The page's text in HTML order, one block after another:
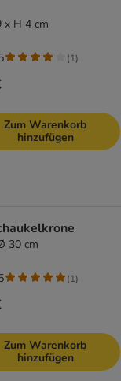
x H 4 cm
(1)
Zum Warenkorb
hinzufügen
30 cm
(1)
Zum Warenkorb
hinzufügen